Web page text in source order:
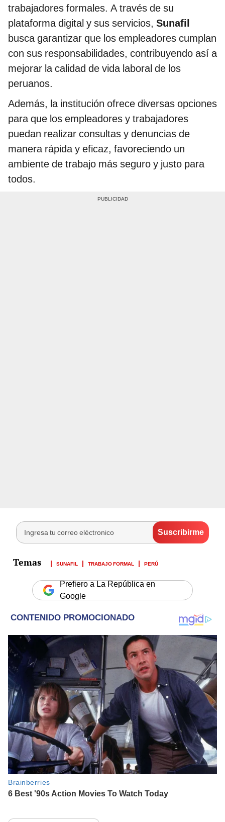
trabajadores formales. A través de su
plataforma digital y sus servicios, Sunafil
busca garantizar que los empleadores cumplan
con sus responsabilidades, contribuyendo así a
mejorar la calidad de vida laboral de los
peruanos.
Además, la institución ofrece diversas opciones
para que los empleadores y trabajadores
puedan realizar consultas y denuncias de
manera rápida y eficaz, favoreciendo un
ambiente de trabajo más seguro y justo para
todos.
SUNAFIL TRABAJO FORMAL PERÚ
Prefiero a La República en
Google